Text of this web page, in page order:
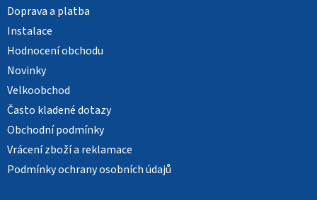
Doprava a platba
Instalace
Hodnocení obchodu
Novinky
Velkoobchod
Často kladené dotazy
Obchodní podmínky
Vrácení zboží a reklamace
Podmínky ochrany osobních údajů